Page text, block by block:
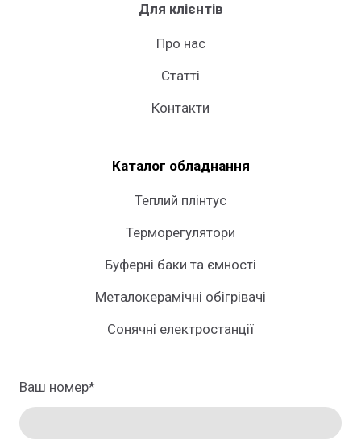
Для клієнтів
Про нас
Статті
Контакти
Каталог обладнання
Теплий плінтус
Терморегулятори
Буферні баки та ємності
Металокерамічні обігрівачі
Сонячні електростанції
Ваш номер*